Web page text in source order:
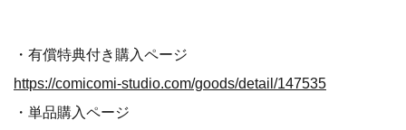
・有償特典付き購入ページ
https://comicomi-studio.com/goods/detail/147535
・単品購入ページ